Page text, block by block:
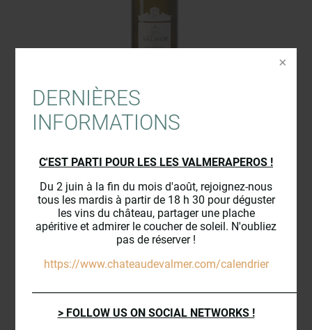
DERNIÈRES
INFORMATIONS
C'EST PARTI POUR LES LES VALMERAPEROS !
Du 2 juin à la fin du mois d'août, rejoignez-nous
tous les mardis à partir de 18 h 30 pour déguster
les vins du château, partager une plache
apéritive et admirer le coucher de soleil. N'oubliez
pas de réserver !
https://www.chateaudevalmer.com/calendrier
> FOLLOW US ON SOCIAL NETWORKS !
AOC Vouvray Sec 2023
12,60 €